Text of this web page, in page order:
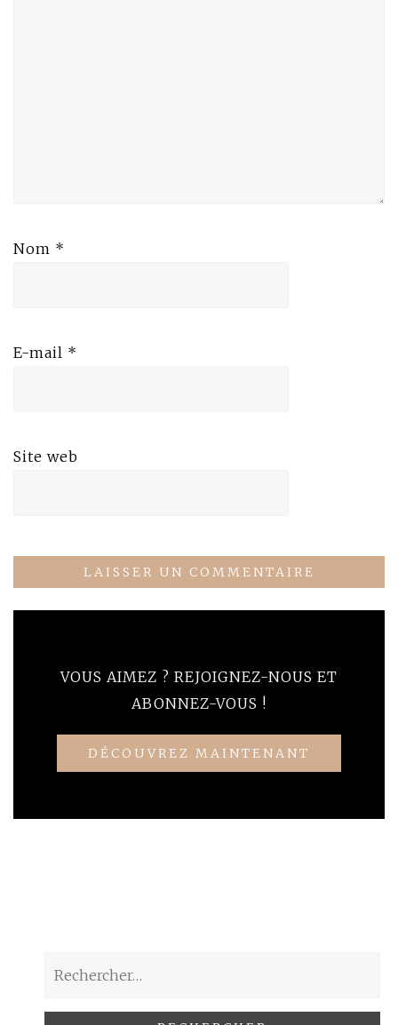
Nom *
E-mail *
Site web
VOUS AIMEZ ? REJOIGNEZ-NOUS ET
ABONNEZ-VOUS !
DÉCOUVREZ MAINTENANT
Rechercher :